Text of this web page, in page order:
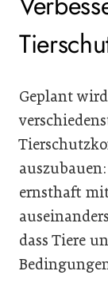
Geplant
ernsthaft
dass Tiere